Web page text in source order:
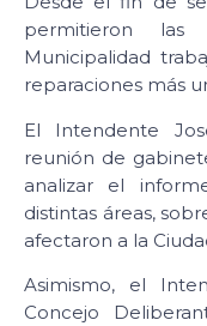
permitieron
Municipalidad
reparaciones más
El Intendente
reunión de
analizar el
distintas áreas,
afectaron a la
Asimismo, el
Concejo